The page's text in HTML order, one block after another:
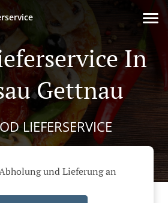
In
Gettnau
LIEFERSERVICE
und Lieferung an